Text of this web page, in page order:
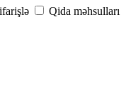
Qida məhsulları